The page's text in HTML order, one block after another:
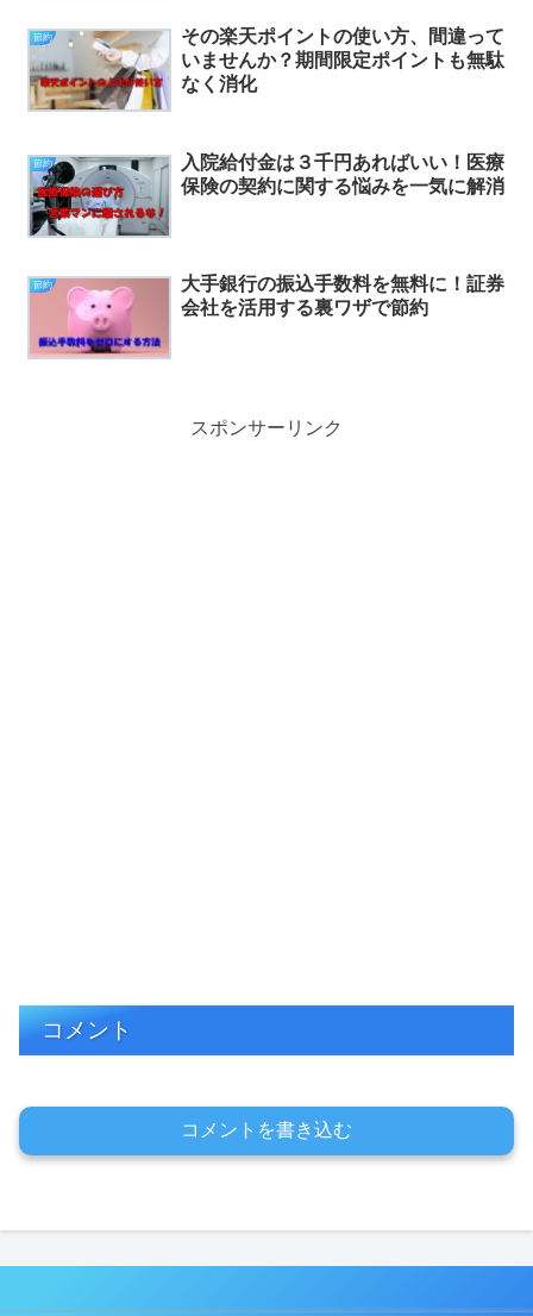
節約
その楽天ポイントの使い方、間違って
いませんか？期間限定ポイントも無駄
なく消化
節約
入院給付金は３千円あればいい！医療
保険の契約に関する悩みを一気に解消
節約
大手銀行の振込手数料を無料に！証券
会社を活用する裏ワザで節約
スポンサーリンク
コメント
コメントを書き込む